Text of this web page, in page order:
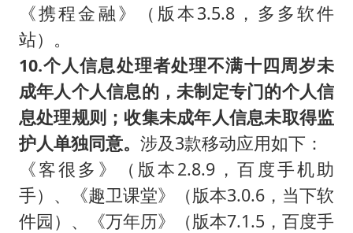
《携程金融》（版本3.5.8，多多软件
站）。
10.个人信息处理者处理不满十四周岁未
成年人个人信息的，未制定专门的个人信
息处理规则；收集未成年人信息未取得监
护人单独同意。 涉及3款移动应用如下：
《客很多》（版本2.8.9，百度手机助
手）、《趣卫课堂》（版本3.0.6，当下软
件园）、《万年历》（版本7.1.5，百度手